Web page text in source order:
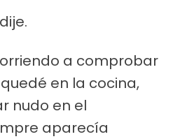
a comprobar
en la cocina,
nudo en el
aparecía